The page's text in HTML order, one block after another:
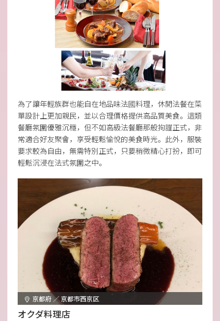
為了讓年輕族群也能自在地品味法國料理，休閒法餐在菜
單設計上更加親民，並以合理價格提供高品質美食。這類
餐廳氛圍優雅沉穩，但不如高級法餐廳那般拘謹正式，非
常適合好友聚會，享受輕鬆愉悅的美食時光。此外，服裝
要求較為自由，無需特別正式，只要稍微精心打扮，即可
輕鬆沉浸在法式氛圍之中。
京都府 ／ 京都市西京区
オクダ料理店